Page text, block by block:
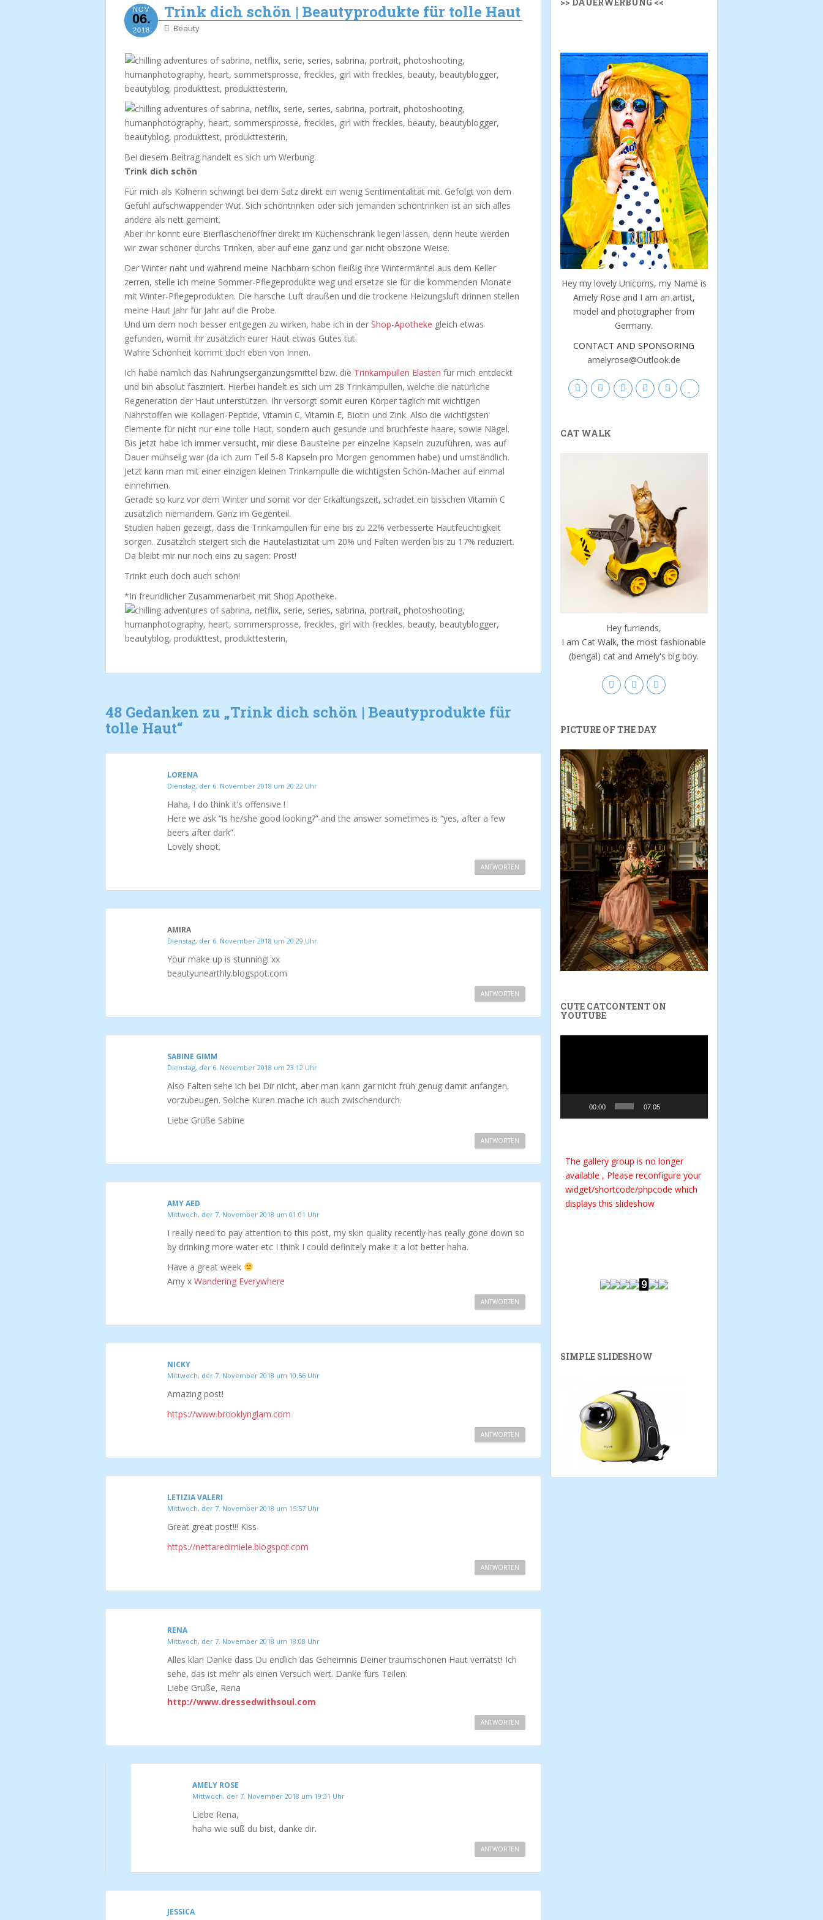
NOV
06.
2018
Trink dich schön | Beautyprodukte für tolle Haut
Beauty
Bei diesem Beitrag handelt es sich um Werbung.
Trink dich schön
Für mich als Kölnerin schwingt bei dem Satz direkt ein wenig Sentimentalität mit. Gefolgt von dem
Gefühl aufschwappender Wut. Sich schöntrinken oder sich jemanden schöntrinken ist an sich alles
andere als nett gemeint.
Aber ihr könnt eure Bierflaschenöffner direkt im Küchenschrank liegen lassen, denn heute werden
wir zwar schöner durchs Trinken, aber auf eine ganz und gar nicht obszöne Weise.
Der Winter naht und während meine Nachbarn schon fleißig ihre Wintermäntel aus dem Keller
zerren, stelle ich meine Sommer-Pflegeprodukte weg und ersetze sie für die kommenden Monate
mit Winter-Pflegeprodukten. Die harsche Luft draußen und die trockene Heizungsluft drinnen stellen
meine Haut Jahr für Jahr auf die Probe.
Und um dem noch besser entgegen zu wirken, habe ich in der Shop-Apotheke gleich etwas
gefunden, womit ihr zusätzlich eurer Haut etwas Gutes tut.
Wahre Schönheit kommt doch eben von Innen.
Ich habe nämlich das Nahrungsergänzungsmittel bzw. die Trinkampullen Elasten für mich entdeckt
und bin absolut fasziniert. Hierbei handelt es sich um 28 Trinkampullen, welche die natürliche
Regeneration der Haut unterstützen. Ihr versorgt somit euren Körper täglich mit wichtigen
Nährstoffen wie Kollagen-Peptide, Vitamin C, Vitamin E, Biotin und Zink. Also die wichtigsten
Elemente für nicht nur eine tolle Haut, sondern auch gesunde und bruchfeste haare, sowie Nägel.
Bis jetzt habe ich immer versucht, mir diese Bausteine per einzelne Kapseln zuzuführen, was auf
Dauer mühselig war (da ich zum Teil 5-8 Kapseln pro Morgen genommen habe) und umständlich.
Jetzt kann man mit einer einzigen kleinen Trinkampulle die wichtigsten Schön-Macher auf einmal
einnehmen.
Gerade so kurz vor dem Winter und somit vor der Erkältungszeit, schadet ein bisschen Vitamin C
zusätzlich niemandem. Ganz im Gegenteil.
Studien haben gezeigt, dass die Trinkampullen für eine bis zu 22% verbesserte Hautfeuchtigkeit
sorgen. Zusätzlich steigert sich die Hautelastizität um 20% und Falten werden bis zu 17% reduziert.
Da bleibt mir nur noch eins zu sagen: Prost!
Trinkt euch doch auch schön!
*In freundlicher Zusammenarbeit mit Shop Apotheke.
48 Gedanken zu „Trink dich schön | Beautyprodukte für
tolle Haut“
LORENA
Dienstag, der 6. November 2018 um 20:22 Uhr
Haha, I do think it’s offensive !
Here we ask “is he/she good looking?” and the answer sometimes is “yes, after a few
beers after dark”.
Lovely shoot.
ANTWORTEN
AMIRA
Dienstag, der 6. November 2018 um 20:29 Uhr
Your make up is stunning! xx
beautyunearthly.blogspot.com
ANTWORTEN
SABINE GIMM
Dienstag, der 6. November 2018 um 23:12 Uhr
Also Falten sehe ich bei Dir nicht, aber man kann gar nicht früh genug damit anfangen,
vorzubeugen. Solche Kuren mache ich auch zwischendurch.
Liebe Grüße Sabine
ANTWORTEN
AMY AED
Mittwoch, der 7. November 2018 um 01:01 Uhr
I really need to pay attention to this post, my skin quality recently has really gone down so
by drinking more water etc I think I could definitely make it a lot better haha.
Have a great week
Amy x Wandering Everywhere
ANTWORTEN
NICKY
Mittwoch, der 7. November 2018 um 10:56 Uhr
Amazing post!
https://www.brooklynglam.com
ANTWORTEN
LETIZIA VALERI
Mittwoch, der 7. November 2018 um 15:57 Uhr
Great great post!!! Kiss
https://nettaredimiele.blogspot.com
ANTWORTEN
RENA
Mittwoch, der 7. November 2018 um 18:08 Uhr
Alles klar! Danke dass Du endlich das Geheimnis Deiner traumschönen Haut verrätst! Ich
sehe, das ist mehr als einen Versuch wert. Danke fürs Teilen.
Liebe Grüße, Rena
http://www.dressedwithsoul.com
ANTWORTEN
AMELY ROSE
Mittwoch, der 7. November 2018 um 19:31 Uhr
Liebe Rena,
haha wie süß du bist, danke dir.
ANTWORTEN
JESSICA
Hey my lovely Unicorns, my Name is
Amely Rose and I am an artist,
model and photographer from
Germany.
CONTACT AND SPONSORING
amelyrose@Outlook.de
CAT WALK
Hey furriends,
I am Cat Walk, the most fashionable
(bengal) cat and Amely's big boy.
PICTURE OF THE DAY
CUTE CATCONTENT ON
YOUTUBE
00:00 07:05
The gallery group is no longer
available , Please reconfigure your
widget/shortcode/phpcode which
displays this slideshow
SIMPLE SLIDESHOW